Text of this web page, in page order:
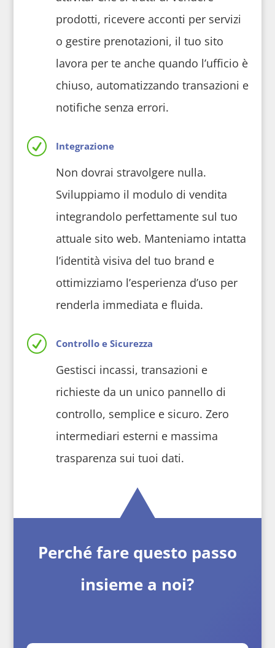
prodotti, ricevere acconti per servizi
o gestire prenotazioni, il tuo sito
lavora per te anche quando l’ufficio è
chiuso, automatizzando transazioni e
notifiche senza errori.
R Integrazione
Non dovrai stravolgere nulla.
Sviluppiamo il modulo di vendita
integrandolo perfettamente sul tuo
attuale sito web. Manteniamo intatta
l’identità visiva del tuo brand e
ottimizziamo l’esperienza d’uso per
renderla immediata e fluida.
R Controllo e Sicurezza
Gestisci incassi, transazioni e
richieste da un unico pannello di
controllo, semplice e sicuro. Zero
intermediari esterni e massima
trasparenza sui tuoi dati.
Perché fare questo passo
insieme a noi?